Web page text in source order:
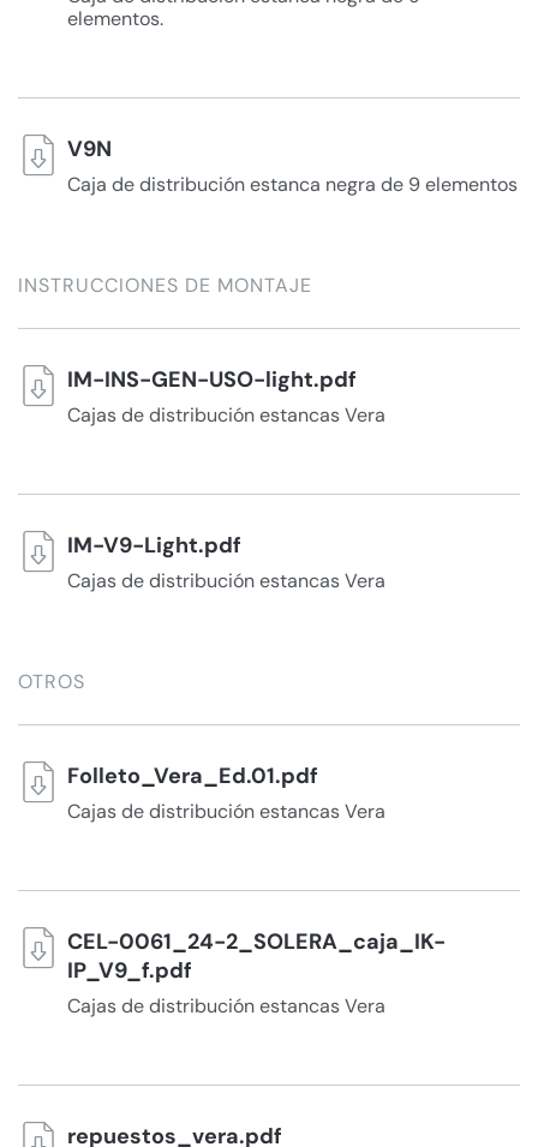
elementos.
V9N
Caja de distribución estanca negra de 9 elementos
INSTRUCCIONES DE MONTAJE
IM-INS-GEN-USO-light.pdf
Cajas de distribución estancas Vera
IM-V9-Light.pdf
Cajas de distribución estancas Vera
OTROS
Folleto_Vera_Ed.01.pdf
Cajas de distribución estancas Vera
CEL-0061_24-2_SOLERA_caja_IK-
IP_V9_f.pdf
Cajas de distribución estancas Vera
repuestos_vera.pdf